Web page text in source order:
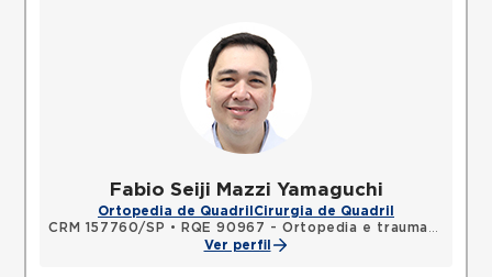
Fabio Seiji Mazzi Yamaguchi
Ortopedia de Quadril Cirurgia de Quadril
CRM 157760/SP •
RQE 90967 - Ortopedia e traumatologia
Ver perfil